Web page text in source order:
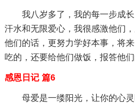
我八岁多了，我的每一步成
汗水和无限爱心，我很感激他们
他们的话，更努力学好本事，将
吃的，还要给他们做饭，报答他们
感恩日记 篇6
母爱是一缕阳光，让你的心